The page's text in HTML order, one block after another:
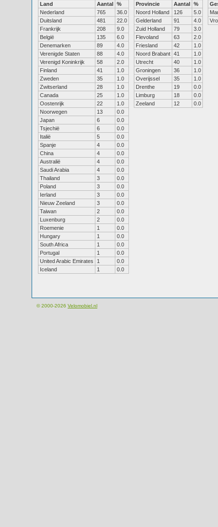
Land Aantal %
Nederland
765
36.0
Duitsland
481
22.0
Frankrijk
208
9.0
België
135
6.0
Denemarken
89
4.0
Verenigde Staten
88
4.0
Verenigd Koninkrijk
58
2.0
Finland
41
1.0
Zweden
35
1.0
Zwitserland
28
1.0
Canada
25
1.0
Oostenrijk
22
1.0
Noorwegen
13
0.0
Japan
6
0.0
Tsjechië
6
0.0
Italië
5
0.0
Spanje
4
0.0
China
4
0.0
Australië
4
0.0
Saudi Arabia
4
0.0
Thailand
3
0.0
Poland
3
0.0
Ierland
3
0.0
Nieuw Zeeland
3
0.0
Taiwan
2
0.0
Luxenburg
2
0.0
Roemenie
1
0.0
Hungary
1
0.0
South Africa
1
0.0
Portugal
1
0.0
United Arabic Emirates
1
0.0
Iceland
1 0.0
Provincie Aantal %
Noord Holland
126
5.0
Gelderland
91
4.0
Zuid Holland
79
3.0
Flevoland
63
2.0
Friesland
42
1.0
Noord Brabant 41
1.0
Utrecht
40
1.0
Groningen
36
1.0
Overijssel
35
1.0
Drenthe
19
0.0
Limburg
18
0.0
Zeeland
12 0.0
© 2000-2026 Velomobiel.nl